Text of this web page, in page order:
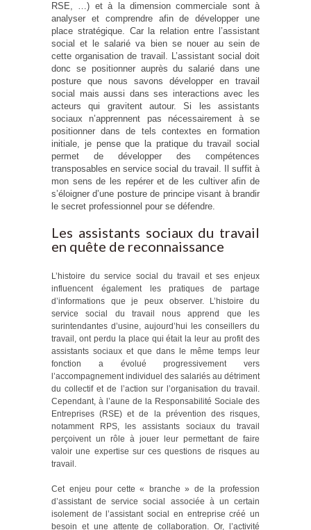
RSE, …) et à la dimension commerciale sont à
analyser et comprendre afin de développer une
place stratégique. Car la relation entre l’assistant
social et le salarié va bien se nouer au sein de
cette organisation de travail. L’assistant social doit
donc se positionner auprès du salarié dans une
posture que nous savons développer en travail
social mais aussi dans ses interactions avec les
acteurs qui gravitent autour. Si les assistants
sociaux n’apprennent pas nécessairement à se
positionner dans de tels contextes en formation
initiale, je pense que la pratique du travail social
permet de développer des compétences
transposables en service social du travail. Il suffit à
mon sens de les repérer et de les cultiver afin de
s’éloigner d’une posture de principe visant à brandir
le secret professionnel pour se défendre.
Les assistants sociaux du travail
en quête de reconnaissance
L’histoire du service social du travail et ses enjeux
influencent également les pratiques de partage
d’informations que je peux observer. L’histoire du
service social du travail nous apprend que les
surintendantes d’usine, aujourd’hui les conseillers du
travail, ont perdu la place qui était la leur au profit des
assistants sociaux et que dans le même temps leur
fonction a évolué progressivement vers
l’accompagnement individuel des salariés au détriment
du collectif et de l’action sur l’organisation du travail.
Cependant, à l’aune de la Responsabilité Sociale des
Entreprises (RSE) et de la prévention des risques,
notamment RPS, les assistants sociaux du travail
perçoivent un rôle à jouer leur permettant de faire
valoir une expertise sur ces questions de risques au
travail.
Cet enjeu pour cette « branche » de la profession
d’assistant de service social associée à un certain
isolement de l’assistant social en entreprise créé un
besoin et une attente de collaboration. Or, l’activité